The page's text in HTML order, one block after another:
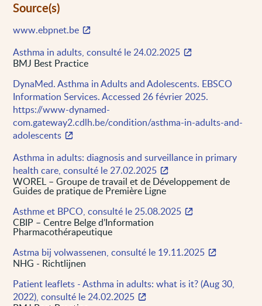
Source(s)
www.ebpnet.be
Asthma in adults, consulté le 24.02.2025
BMJ Best Practice
DynaMed. Asthma in Adults and Adolescents. EBSCO
Information Services. Accessed 26 février 2025.
https://www-dynamed-
com.gateway2.cdlh.be/condition/asthma-in-adults-and-
adolescents
Asthma in adults: diagnosis and surveillance in primary
health care, consulté le 27.02.2025
WOREL – Groupe de travail et de Développement de
Guides de pratique de Première Ligne
Asthme et BPCO, consulté le 25.08.2025
CBIP – Centre Belge d’Information
Pharmacothérapeutique
Astma bij volwassenen, consulté le 19.11.2025
NHG - Richtlijnen
Patient leaflets - Asthma in adults: what is it? (Aug 30,
2022), consulté le 24.02.2025